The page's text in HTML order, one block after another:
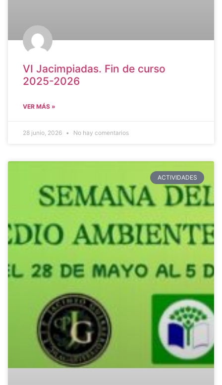
VI Jacimpiadas. Fin de curso
2025-2026
VER MÁS »
28 junio, 2026 No hay comentarios
ACTIVIDADES